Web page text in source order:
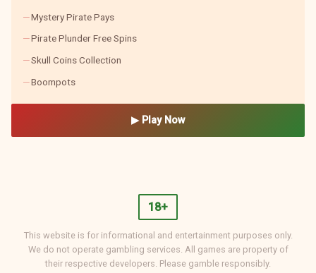
Mystery Pirate Pays
Pirate Plunder Free Spins
Skull Coins Collection
Boompots
▶ Play Now
18+
This website is for informational and entertainment purposes only.
We do not operate gambling services. All games are property of
their respective developers. Please gamble responsibly.